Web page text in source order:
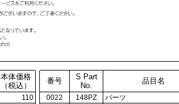
本体価格
（税込）
番号
S Part
No.
品目名
110 0022 148PZ パーツ